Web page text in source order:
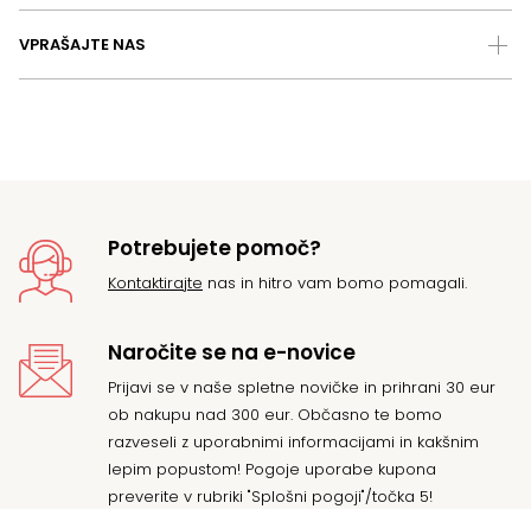
VPRAŠAJTE NAS
Potrebujete pomoč?
Kontaktirajte nas in hitro vam bomo pomagali.
Naročite se na e-novice
Prijavi se v naše spletne novičke in prihrani 30 eur
ob nakupu nad 300 eur. Občasno te bomo
razveseli z uporabnimi informacijami in kakšnim
lepim popustom! Pogoje uporabe kupona
preverite v rubriki "Splošni pogoji"/točka 5!